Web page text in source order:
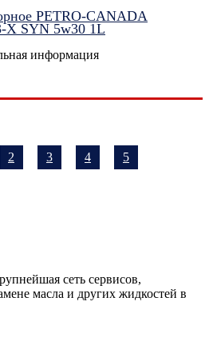
PETRO-CANADA
X SYN 5w30 1L
информация
2 3 4 5
сеть сервисов,
масла и других жидкостей в